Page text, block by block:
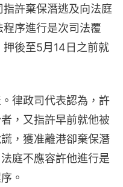
許棄保潛逃及向法庭
序進行是次司法覆
後至5月14日之前就
律政司代表認為，許
，又指許早前就他被
，獲准離港卻棄保潛
庭不應容許他進行是
。